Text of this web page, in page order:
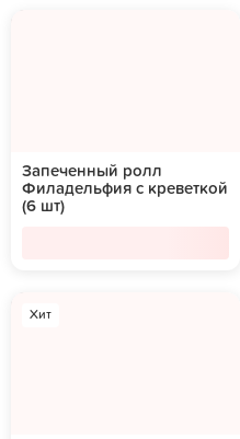
Запеченный ролл
Филадельфия с креветкой
(6 шт)
Хит